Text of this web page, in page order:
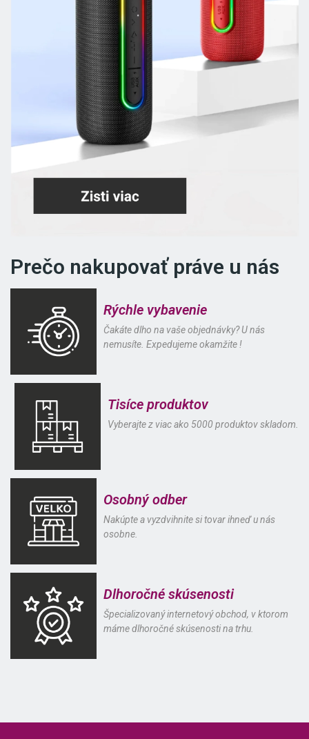
Prečo nakupovať práve u nás
Rýchle vybavenie
Čakáte dlho na vaše objednávky? U nás
nemusíte. Expedujeme okamžite !
Tisíce produktov
Vyberajte z viac ako 5000 produktov skladom.
Osobný odber
Nakúpte a vyzdvihnite si tovar ihneď u nás
osobne.
Dlhoročné skúsenosti
Špecializovaný internetový obchod, v ktorom
máme dlhoročné skúsenosti na trhu.